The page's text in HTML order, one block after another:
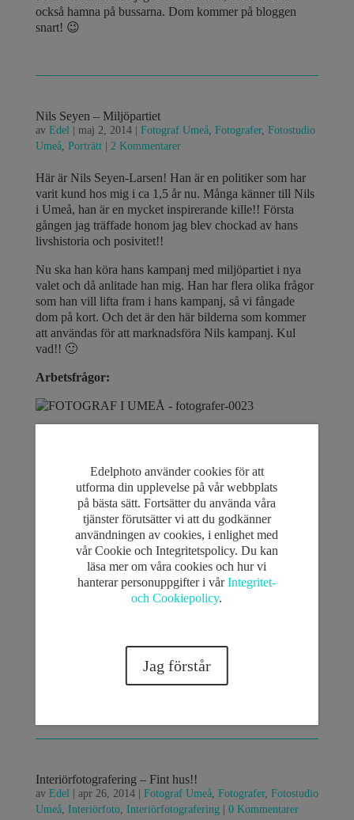
också hamna på bussarna. Dom kommer på bloggen
snart! 😉
Nils Seyen – Miljöpartiet
av Edel| maj 2, 2014| Fotograf Umeå, Fotografer, Fotostudio
Umeå, Porträtt| 2 Kommentarer
Här är Nils Seyen-Larsen! Han är en politiker som har
varit kund hos mig i ca 1,5 år nu. Många känner till Nils
i Umeå, han är en mycket inspirerande kille!! Första
gången jag träffade honom jag blev chockad av hans
livshistoria och posivitet!!
Nu ska han köra hans kampanj med miljöpartiet i nya
valet och då anlitade han mig. Han har flera olika frågor
som han vill lifta fram i hans kampanj, så vi fångade
dom på kort. Och det är den här bilderna som kommer
att användas för att marknadsföra Nils kampanj. Kul
vad!! 🙂
Arbetsfrågor:
Utbildning/skolor frågor:
Transportfrågor:
Interiörfotografering – Fint hus!!
av Edel| apr 26, 2014| Fotograf Umeå, Fotografer, Fotostudio
Umeå, Interiörfoto, Interiörfotografering| 0 Kommentarer
Edelphoto använder cookies för att
utforma din upplevelse på vår webbplats
på bästa sätt. Fortsätter du använda våra
tjänster förutsätter vi att du godkänner
användningen av cookies, i enlighet med
vår Cookie och Integritetspolicy. Du kan
läsa mer om våra cookies och hur vi
hanterar personuppgifter i vårIntegritet-
och Cookiepolicy.
Jag förstår